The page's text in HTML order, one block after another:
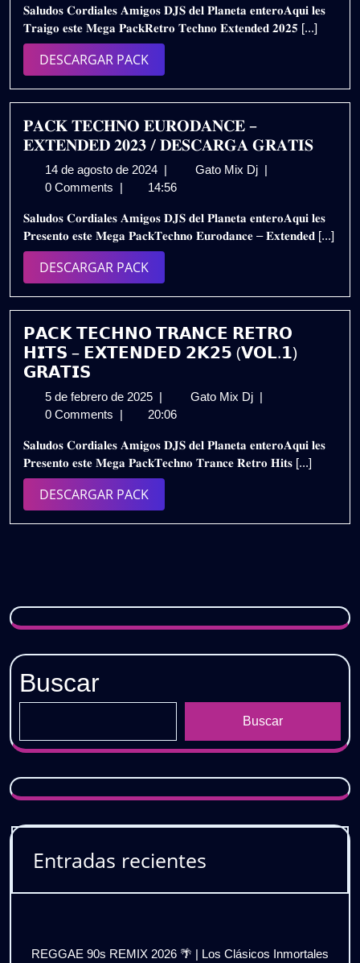
de
2025
EXTENDED
2K25
GRATIS
𝐒𝐚𝐥𝐮𝐝𝐨𝐬 𝐂𝐨𝐫𝐝𝐢𝐚𝐥𝐞𝐬 𝐀𝐦𝐢𝐠𝐨𝐬 𝐃𝐉𝐒 𝐝𝐞𝐥 𝐏𝐥𝐚𝐧𝐞𝐭𝐚 𝐞𝐧𝐭𝐞𝐫𝐨𝐀𝐪𝐮𝐢 𝐥𝐞𝐬
𝐓𝐫𝐚𝐢𝐠𝐨 𝐞𝐬𝐭𝐞 𝐌𝐞𝐠𝐚 𝐏𝐚𝐜𝐤𝐑𝐞𝐭𝐫𝐨 𝐓𝐞𝐜𝐡𝐧𝐨 𝐄𝐱𝐭𝐞𝐧𝐝𝐞𝐝 𝟐𝟎𝟐𝟓 [...]
DESCARGAR PACKDESCARGAR
PACK
𝐏𝐀𝐂𝐊 𝐓𝐄𝐂𝐇𝐍𝐎 𝐄𝐔𝐑𝐎𝐃𝐀𝐍𝐂𝐄 –
𝐄𝐗𝐓𝐄𝐍𝐃𝐄𝐃 𝟐𝟎𝟐𝟑 / 𝐃𝐄𝐒𝐂𝐀𝐑𝐆𝐀 𝐆𝐑𝐀𝐓𝐈𝐒
14 de agosto de 2024 14
de
de
2024
| Gato Mix Dj 𝐏𝐀𝐂𝐊
–
𝐄𝐗𝐓𝐄𝐍𝐃𝐄𝐃
𝐆𝐑𝐀𝐓𝐈𝐒
|
0 Comments | 14:56
𝐒𝐚𝐥𝐮𝐝𝐨𝐬 𝐂𝐨𝐫𝐝𝐢𝐚𝐥𝐞𝐬 𝐀𝐦𝐢𝐠𝐨𝐬 𝐃𝐉𝐒 𝐝𝐞𝐥 𝐏𝐥𝐚𝐧𝐞𝐭𝐚 𝐞𝐧𝐭𝐞𝐫𝐨𝐀𝐪𝐮𝐢 𝐥𝐞𝐬
𝐏𝐫𝐞𝐬𝐞𝐧𝐭𝐨 𝐞𝐬𝐭𝐞 𝐌𝐞𝐠𝐚 𝐏𝐚𝐜𝐤𝐓𝐞𝐜𝐡𝐧𝐨 𝐄𝐮𝐫𝐨𝐝𝐚𝐧𝐜𝐞 – 𝐄𝐱𝐭𝐞𝐧𝐝𝐞𝐝 [...]
DESCARGAR PACKDESCARGAR
PACK
𝗣𝗔𝗖𝗞 𝗧𝗘𝗖𝗛𝗡𝗢 𝗧𝗥𝗔𝗡𝗖𝗘 𝗥𝗘𝗧𝗥𝗢
𝗛𝗜𝗧𝗦 – 𝗘𝗫𝗧𝗘𝗡𝗗𝗘𝗗 𝟮𝗞𝟮𝟱 (𝗩𝗢𝗟.𝟭)
𝗚𝗥𝗔𝗧𝗜𝗦
5 de febrero de 2025 5
de
de
2025
| Gato Mix Dj 𝗣𝗔𝗖𝗞
𝗥𝗘𝗧𝗥𝗢
𝗛𝗜𝗧𝗦
|
0 Comments | 20:06
𝐒𝐚𝐥𝐮𝐝𝐨𝐬 𝐂𝐨𝐫𝐝𝐢𝐚𝐥𝐞𝐬 𝐀𝐦𝐢𝐠𝐨𝐬 𝐃𝐉𝐒 𝐝𝐞𝐥 𝐏𝐥𝐚𝐧𝐞𝐭𝐚 𝐞𝐧𝐭𝐞𝐫𝐨𝐀𝐪𝐮𝐢 𝐥𝐞𝐬
𝐏𝐫𝐞𝐬𝐞𝐧𝐭𝐨 𝐞𝐬𝐭𝐞 𝐌𝐞𝐠𝐚 𝐏𝐚𝐜𝐤𝐓𝐞𝐜𝐡𝐧𝐨 𝐓𝐫𝐚𝐧𝐜𝐞 𝐑𝐞𝐭𝐫𝐨 𝐇𝐢𝐭𝐬 [...]
DESCARGAR PACKDESCARGAR
PACK
Buscar
Buscar
Entradas recientes
REGGAE 90s REMIX 2026 🌴 | Los Clásicos Inmortales